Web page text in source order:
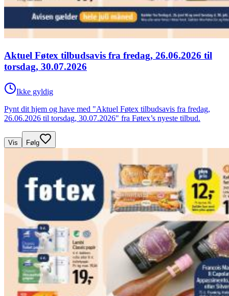
Aktuel Føtex tilbudsavis fra fredag, 26.06.2026 til
torsdag, 30.07.2026
Ikke gyldig
Pynt dit hjem og have med "Aktuel Føtex tilbudsavis fra fredag,
26.06.2026 til torsdag, 30.07.2026" fra Føtex’s nyeste tilbud.
Vis Følg